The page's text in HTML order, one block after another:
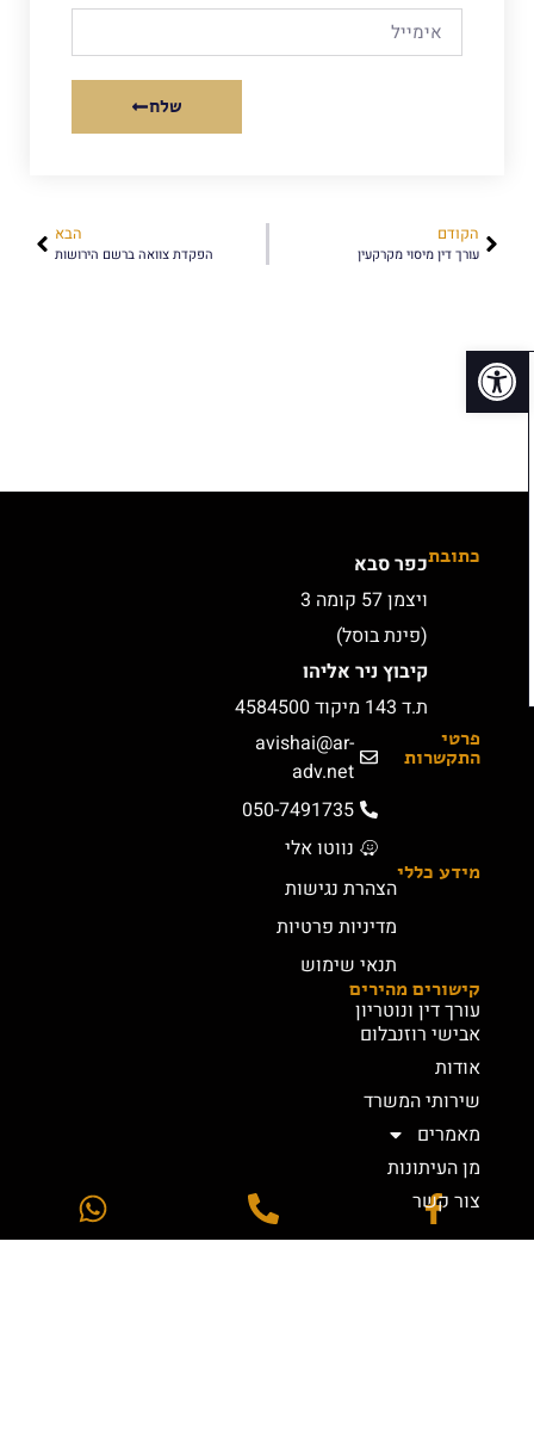
פתח סרגל נגישות
שלח
הקודם
עורך דין מיסוי מקרקעין
הבא
הפקדת צוואה ברשם הירושות
קישורים מהירים
עורך דין ונוטריון
אבישי רוזנבלום
אודות
שירותי המשרד
מאמרים
מן העיתונות
צור קשר
כתובתכפר סבא
ויצמן 57 קומה 3
(פינת בוסל)
קיבוץ ניר אליהו
ת.ד 143 מיקוד 4584500
פרטי
התקשרות
avishai@ar-
adv.net
050-7491735
נווטו אלי
מידע כללי
הצהרת נגישות
מדיניות פרטיות
תנאי שימוש